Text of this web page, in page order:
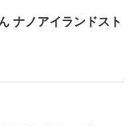
ナノアイランドスト